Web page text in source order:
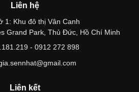
Liên hệ
1: Khu đô thị Vân Canh
Grand Park, Thủ Đức, Hồ Chí Minh
- 0912 272 898
Liên kết